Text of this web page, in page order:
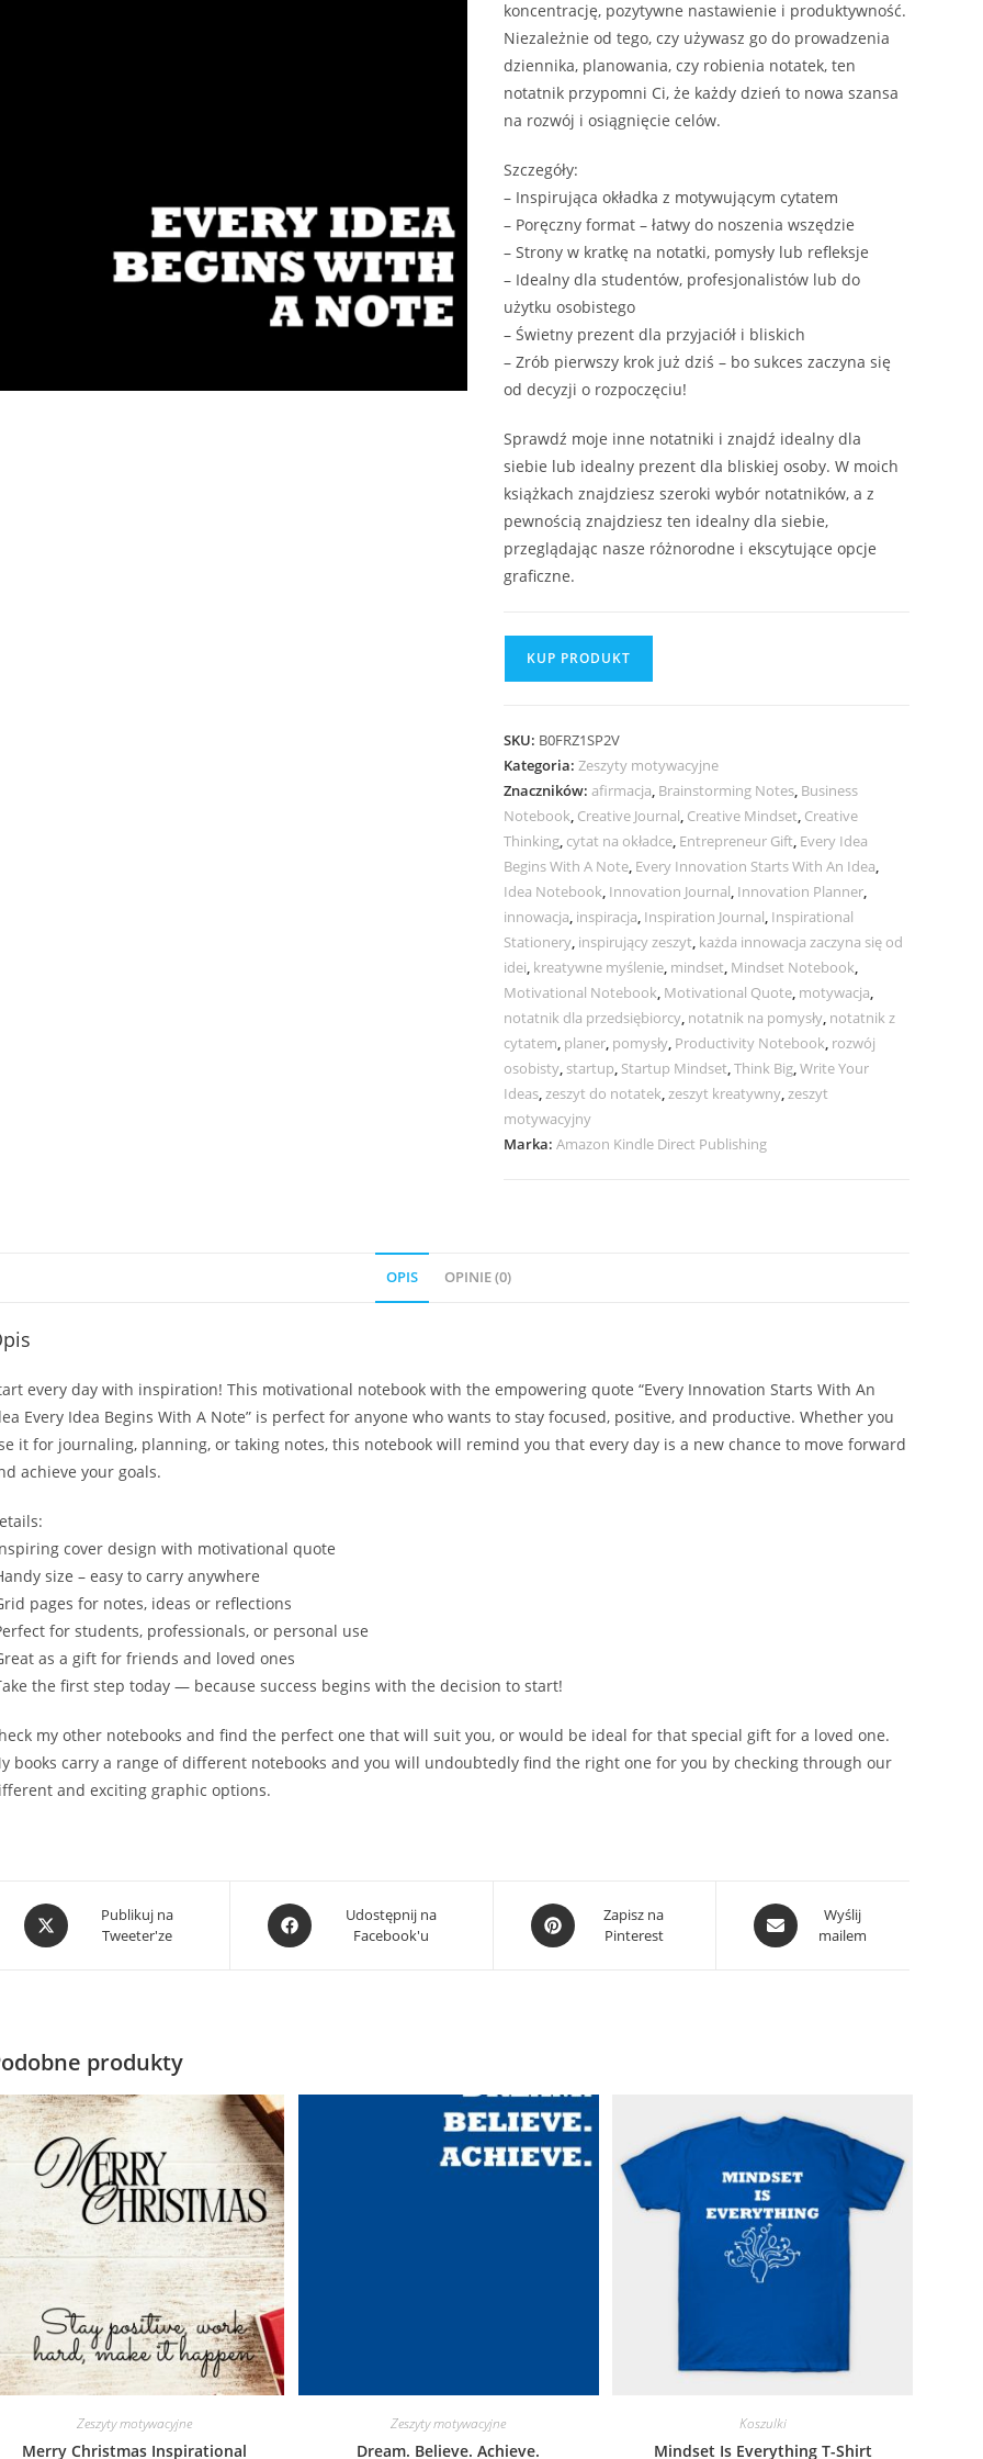
koncentrację, pozytywne nastawienie i produktywność.
Niezależnie od tego, czy używasz go do prowadzenia
dziennika, planowania, czy robienia notatek, ten
notatnik przypomni Ci, że każdy dzień to nowa szansa
na rozwój i osiągnięcie celów.
Szczegóły:
– Inspirująca okładka z motywującym cytatem
– Poręczny format – łatwy do noszenia wszędzie
– Strony w kratkę na notatki, pomysły lub refleksje
– Idealny dla studentów, profesjonalistów lub do
użytku osobistego
– Świetny prezent dla przyjaciół i bliskich
– Zrób pierwszy krok już dziś – bo sukces zaczyna się
od decyzji o rozpoczęciu!
Sprawdź moje inne notatniki i znajdź idealny dla
siebie lub idealny prezent dla bliskiej osoby. W moich
książkach znajdziesz szeroki wybór notatników, a z
pewnością znajdziesz ten idealny dla siebie,
przeglądając nasze różnorodne i ekscytujące opcje
graficzne.
KUP PRODUKT
SKU: B0FRZ1SP2V
Kategoria:Zeszyty motywacyjne
Znaczników:afirmacja, Brainstorming Notes, Business
Notebook, Creative Journal, Creative Mindset, Creative
Thinking, cytat na okładce, Entrepreneur Gift, Every Idea
Begins With A Note, Every Innovation Starts With An Idea,
Idea Notebook, Innovation Journal, Innovation Planner,
innowacja, inspiracja, Inspiration Journal, Inspirational
Stationery, inspirujący zeszyt, każda innowacja zaczyna się od
idei, kreatywne myślenie, mindset, Mindset Notebook,
Motivational Notebook, Motivational Quote, motywacja,
notatnik dla przedsiębiorcy, notatnik na pomysły, notatnik z
cytatem, planer, pomysły, Productivity Notebook, rozwój
osobisty, startup, Startup Mindset,Think Big,Write Your
Ideas,zeszyt do notatek,zeszyt kreatywny,zeszyt
motywacyjny
Marka:Amazon Kindle Direct Publishing
OPIS OPINIE (0)
every day with inspiration! This motivational notebook with the empowering quote “Every Innovation Starts With An
Every Idea Begins With A Note” is perfect for anyone who wants to stay focused, positive, and productive. Whether you
it for journaling, planning, or taking notes, this notebook will remind you that every day is a new chance to move forward
achieve your goals.
cover design with motivational quote
size – easy to carry anywhere
pages for notes, ideas or reflections
for students, professionals, or personal use
as a gift for friends and loved ones
the first step today — because success begins with the decision to start!
my other notebooks and find the perfect one that will suit you, or would be ideal for that special gift for a loved one.
books carry a range of different notebooks and you will undoubtedly find the right one for you by checking through our
and exciting graphic options.
Opens
in
Publikuj na
Tweeter'ze
Opens
in
Udostępnij na
Facebook'u
Opens
in
Zapisz na
Pinterest
Opens
in
Wyślij
mailem
produkty
Zeszyty motywacyjne
Merry Christmas Inspirational
Zeszyty motywacyjne
Dream. Believe. Achieve.
Koszulki
Mindset Is Everything T-Shirt